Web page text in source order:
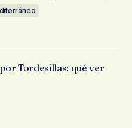
Tordesillas: qué ver